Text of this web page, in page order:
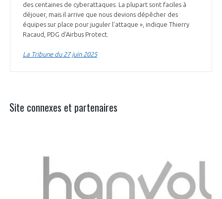
des centaines de cyberattaques. La plupart sont faciles à
déjouer, mais il arrive que nous devions dépêcher des
équipes sur place pour juguler l'attaque », indique Thierry
Racaud, PDG d'Airbus Protect.
La Tribune du 27 juin 2025
Site connexes et partenaires